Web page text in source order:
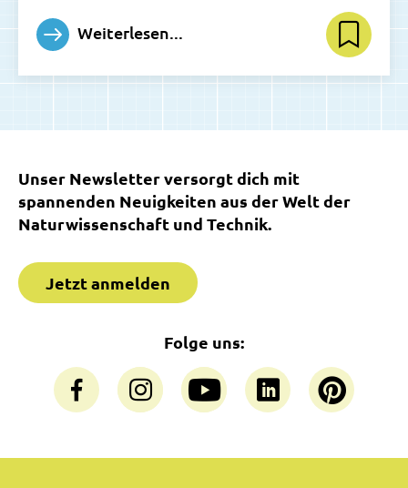
Weiterlesen...
Unser Newsletter versorgt dich mit
spannenden Neuigkeiten aus der Welt der
Naturwissenschaft und Technik.
Jetzt anmelden
Folge uns: